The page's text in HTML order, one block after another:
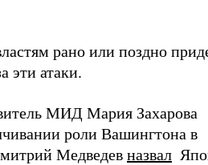
рано или поздно
эти атаки.
МИД Мария Захарова
роли Вашингтона в
Медведев назвал